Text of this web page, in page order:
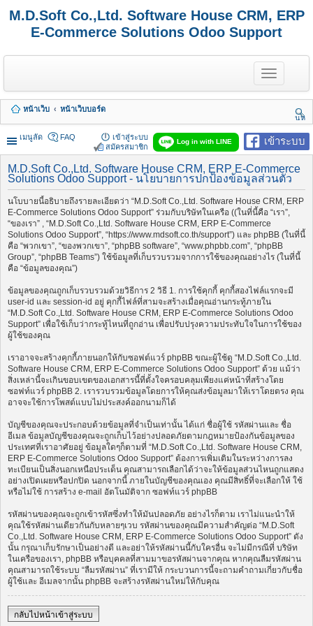
M.D.Soft Co.,Ltd. Software House CRM, ERP
E-Commerce Solutions Odoo Support
T
o
g
e
n
a
v
i
g
a
t
o
n
หน้าเว็บ
หน้าเว็บบอร์ด
นห
า
เมนูลัด
เข้าระบบ
Log in with LINE
FAQ
เข้าสู่ระบบ
สมัครสมาชิก
M.D.Soft Co.,Ltd. Software House CRM, ERP E-Commerce
Solutions Odoo Support - นโยบายการปกป้องข้อมูลส่วนตัว
นโบบายนี้อธิบายถึงรายละเอียดว่า “M.D.Soft Co.,Ltd. Software House CRM, ERP
E-Commerce Solutions Odoo Support” ร่วมกับบริษัทในเครือ ((ในที่นี้คือ “เรา”,
“ของเรา” , “M.D.Soft Co.,Ltd. Software House CRM, ERP E-Commerce
Solutions Odoo Support”, “https://www.mdsoft.co.th/support”) และ phpBB (ในที่นี้
คือ “พวกเขา”, “ของพวกเขา”, “phpBB software”, “www.phpbb.com”, “phpBB
Group”, “phpBB Teams”) ใช้ข้อมูลที่เก็บรวบรวมจากการใช้ของคุณอย่างไร (ในที่นี้
คือ “ข้อมูลของคุณ”)
ข้อมูลของคุณถูกเก็บรวบรวมด้วยวิธีการ 2 วิธี 1. การใช้คุกกี้ คุกกี้สองไฟล์แรกจะมี
user-id และ session-id อยู่ คุกกี้ไฟล์ที่สามจะสร้างเมื่อคุณอ่านกระทู้ภายใน
“M.D.Soft Co.,Ltd. Software House CRM, ERP E-Commerce Solutions Odoo
Support” เพื่อใช้เก็บว่ากระทู้ไหนที่ถูกอ่าน เพื่อปรับปรุงความประทับใจในการใช้ของ
ผู้ใช้ของคุณ
เราอาจจะสร้างคุกกี้ภายนอกให้กับซอฟต์แวร์ phpBB ขณะผู้ใช้ดู “M.D.Soft Co.,Ltd.
Software House CRM, ERP E-Commerce Solutions Odoo Support” ด้วย แม้ว่า
สิ่งเหล่านี้จะเกินขอบเขตของเอกสารนี้ที่ตั้งใจครอบคลุมเพียงแค่หน้าที่สร้างโดย
ซอฟท์แวร์ phpBB 2. เรารวบรวมข้อมูลโดยการให้คุณส่งข้อมูลมาให้เราโดยตรง คุณ
อาจจะใช้การโพสต์แบบไม่ประสงค์ออกนามก็ได้
บัญชีของคุณจะประกอบด้วยข้อมูลที่จำเป็นเท่านั้น ได้แก่ ชื่อผู้ใช้ รหัสผ่านและ ชื่อ
อีเมล ข้อมูลบัญชีของคุณจะถูกเก็บไว้อย่างปลอดภัยตามกฎหมายป้องกันข้อมูลของ
ประเทศที่เราอาศัยอยู่ ข้อมูลใดๆก็ตามที่ “M.D.Soft Co.,Ltd. Software House CRM,
ERP E-Commerce Solutions Odoo Support” ต้องการเพิ่มเติมในระหว่างการลง
ทะเบียนเป็นสิ่งนอกเหนือประเด็น คุณสามารถเลือกได้ว่าจะให้ข้อมูลส่วนไหนถูกแสดง
อย่างเปิดเผยหรือปกปิด นอกจากนี้ ภายในบัญชีของคุณเอง คุณมีสิทธิ์ที่จะเลือกให้ ใช้
หรือไม่ใช้ การสร้าง e-mail อัตโนมัติจาก ซอฟท์แวร์ phpBB
รหัสผ่านของคุณจะถูกเข้ารหัสซึ่งทำให้มันปลอดภัย อย่างไรก็ตาม เราไม่แนะนำให้
คุณใช้รหัสผ่านเดียวกันกับหลายๆเวบ รหัสผ่านของคุณมีความสำคัญต่อ “M.D.Soft
Co.,Ltd. Software House CRM, ERP E-Commerce Solutions Odoo Support” ดัง
นั้น กรุณาเก็บรักษาเป็นอย่างดี และอย่าให้รหัสผ่านนี้กับใครอื่น จะไม่มีกรณีที่ บริษัท
ในเครือของเรา, phpBB หรือบุคคลที่สามมาขอรหัสผ่านจากคุณ หากคุณลืมรหัสผ่าน
คุณสามารถใช้ระบบ “ลืมรหัสผ่าน” ที่เรามีให้ กระบวนการนี้จะถามคำถามเกี่ยวกับชื่อ
ผู้ใช้และ อีเมลจากนั้น phpBB จะสร้างรหัสผ่านใหม่ให้กับคุณ
กลับไปหน้าเข้าสู่ระบบ